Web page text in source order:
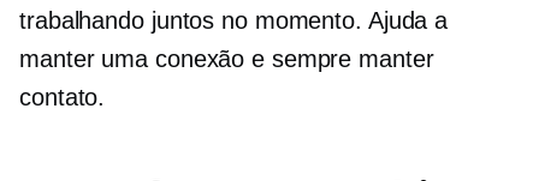
trabalhando juntos no momento. Ajuda a
manter uma conexão e sempre manter
contato.